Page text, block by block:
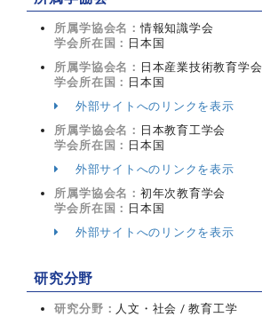
所属学協会名：情報知識学会
学会所在国： 日本国
所属学協会名： 日本産業技術教育学会
学会所在国： 日本国
外部サイトへのリンクを表示
所属学協会名： 日本教育工学会
学会所在国： 日本国
外部サイトへのリンクを表示
所属学協会名： 初年次教育学会
学会所在国： 日本国
外部サイトへのリンクを表示
研究分野
研究分野： 人文・社会 / 教育工学